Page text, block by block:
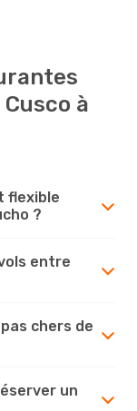
à
flexible
?
entre
chers de
un